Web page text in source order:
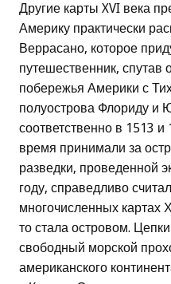
Другие карты XVI века
Америку практически
Веррасано, которое
путешественник, спутав
побережья Америки с
полуострова Флориду и
соответственно в 1513
время принимали за
разведки, проведенной
году, справедливо
многочисленных картах
то стала островом.
свободный морской
американского